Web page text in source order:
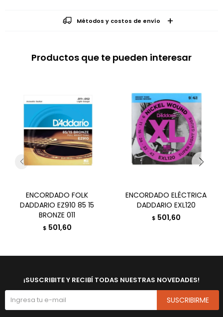
Métodos y costos de envío
Productos que te pueden interesar
ENCORDADO FOLK
DADDARIO EZ910 85 15
BRONZE 011
$ 501,60
ENCORDADO ELÉCTRICA
DADDARIO EXL120
$ 501,60
¡SUSCRIBITE Y RECIBÍ TODAS NUESTRAS NOVEDADES!
SUSCRIBIRME